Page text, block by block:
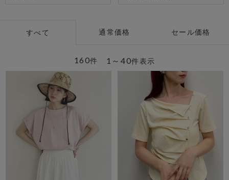
すべて 通常価格 セール価格
1～40件表示
160件